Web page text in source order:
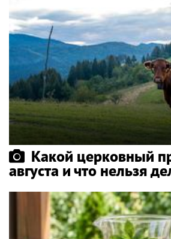
Какой церковный
августа и что нельзя